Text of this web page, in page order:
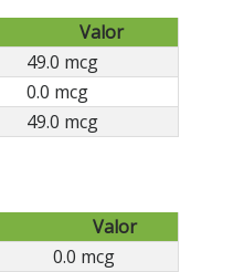
Valor
49.0 mcg
0.0 mcg
49.0 mcg
Valor
0.0 mcg